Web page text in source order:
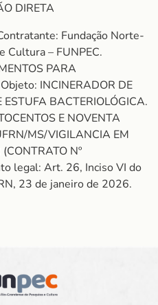
DIRETA
Fundação Norte-
Cultura – FUNPEC.
PARA
INCINERADOR DE
BACTERIOLÓGICA.
E NOVENTA
MS/VIGILANCIA EM
Nº
legal: Art. 26, Inciso VI do
23 de janeiro de 2026.